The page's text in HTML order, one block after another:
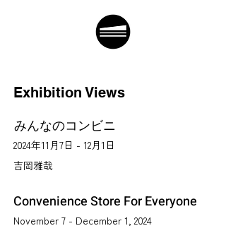
Exhibition Views
みんなのコンビニ
2024年11月7日 - 12月1日
吉岡雅哉
Convenience Store For Everyone
November 7 - December 1, 2024